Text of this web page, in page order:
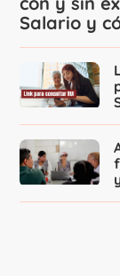
Salario y